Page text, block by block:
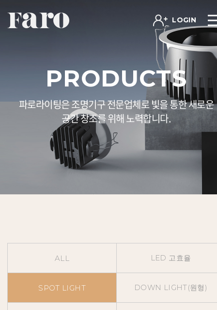
LOGIN
PRODUCTS
파로라이팅은 조명기구 전문업체로 빛을 통한 새로운
공간 창조를 위해 노력합니다.
ALL LED 고효율
SPOT LIGHT DOWN LIGHT(원형)